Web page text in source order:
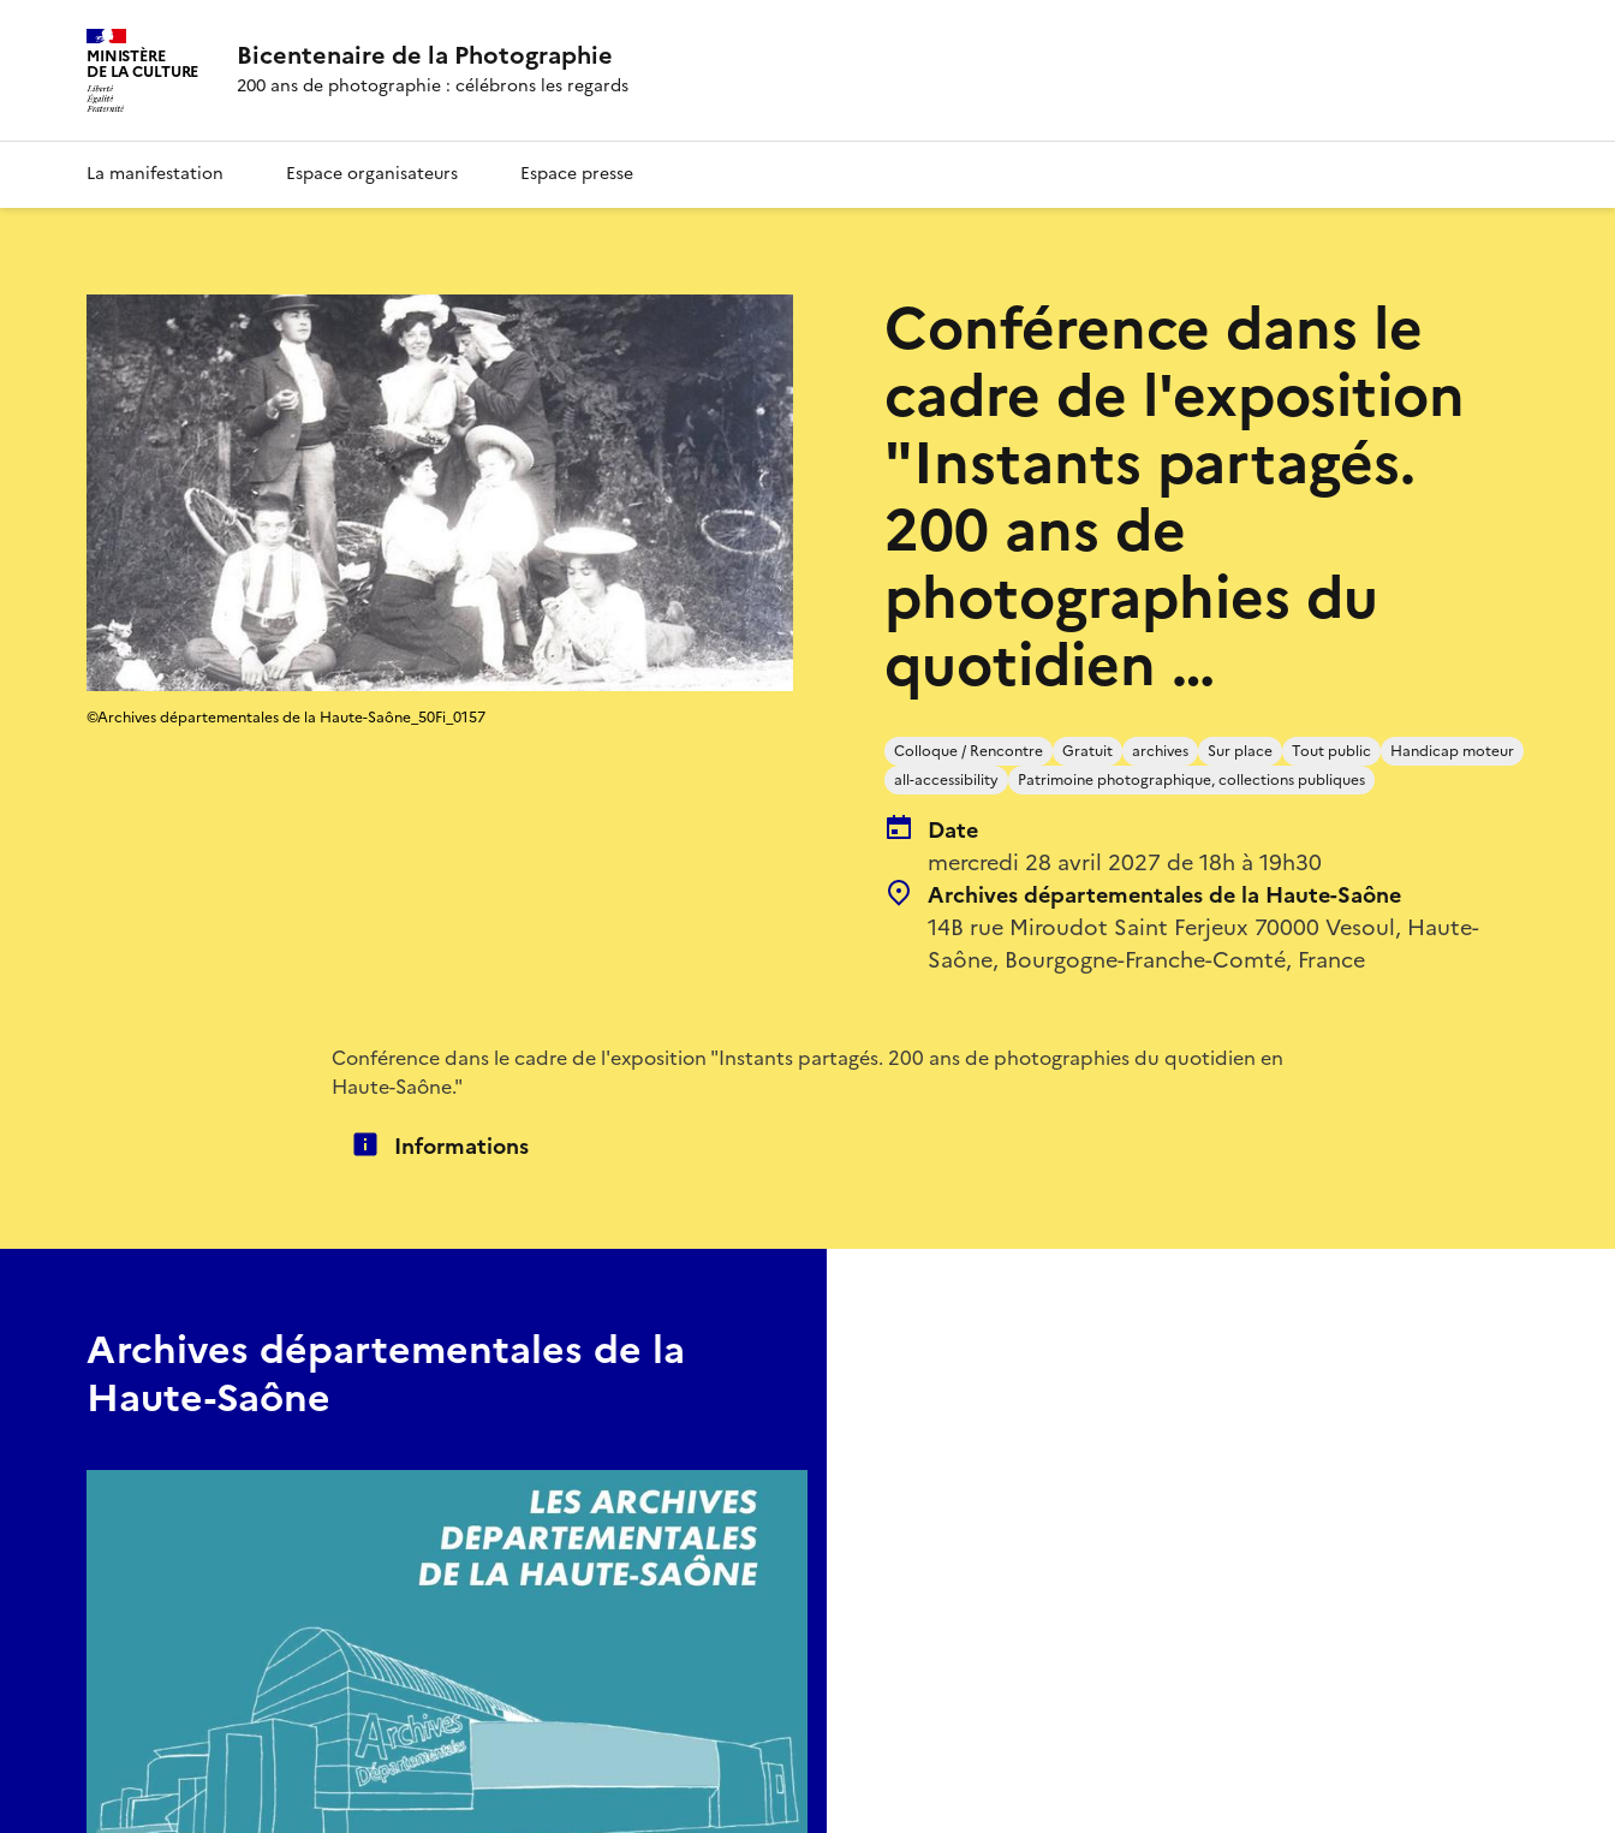
MINISTÈRE
DE LA CULTURE Bicentenaire de la Photographie
200 ans de photographie : célébrons les regards
La manifestation Espace organisateurs Espace presse
Conférence dans le
cadre de l'exposition
"Instants partagés.
200 ans de
photographies du
quotidien …
Colloque / Rencontre Gratuit archives Sur place Tout public
Handicap moteur
all-accessibility
Patrimoine photographique, collections publiques
Date
mercredi 28 avril 2027 de 18h à 19h30
Archives départementales de la Haute-Saône
14B rue Miroudot Saint Ferjeux 70000 Vesoul, Haute-
Saône, Bourgogne-Franche-Comté, France
©Archives départementales de la Haute-Saône_50Fi_0157
Conférence dans le cadre de l'exposition "Instants partagés. 200 ans de photographies du quotidien en
Haute-Saône."
Informations
Archives départementales de la
Haute-Saône